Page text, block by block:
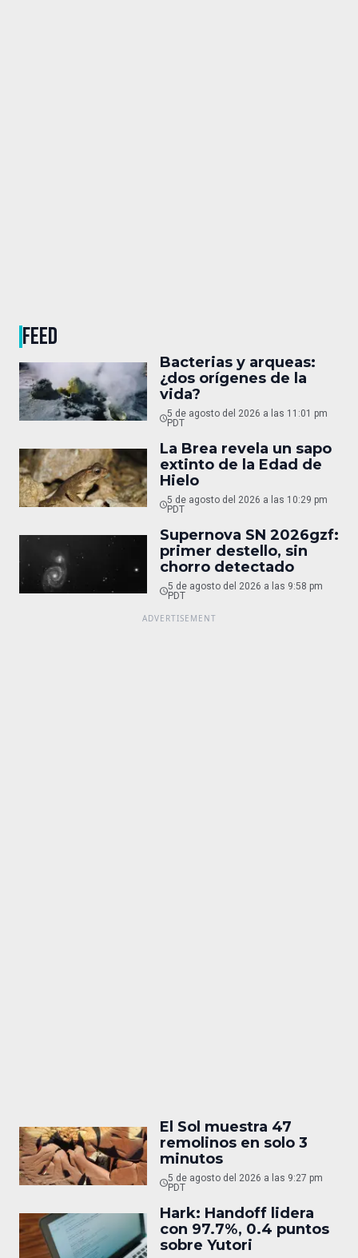
FEED
Bacterias y arqueas:
¿dos orígenes de la
vida?
5 de agosto del 2026 a las 11:01 pm
PDT
La Brea revela un sapo
extinto de la Edad de
Hielo
5 de agosto del 2026 a las 10:29 pm
PDT
Supernova SN 2026gzf:
primer destello, sin
chorro detectado
5 de agosto del 2026 a las 9:58 pm
PDT
El Sol muestra 47
remolinos en solo 3
minutos
5 de agosto del 2026 a las 9:27 pm
PDT
Hark: Handoff lidera
con 97.7%, 0.4 puntos
sobre Yutori